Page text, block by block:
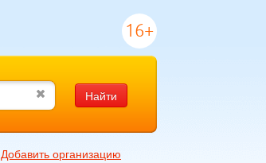
16+
Найти
Добавить организацию